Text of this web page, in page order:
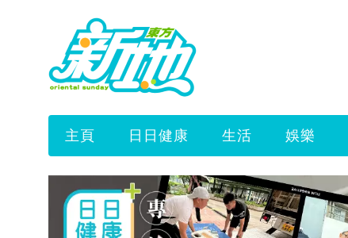
主頁 日日健康 生活 娛樂